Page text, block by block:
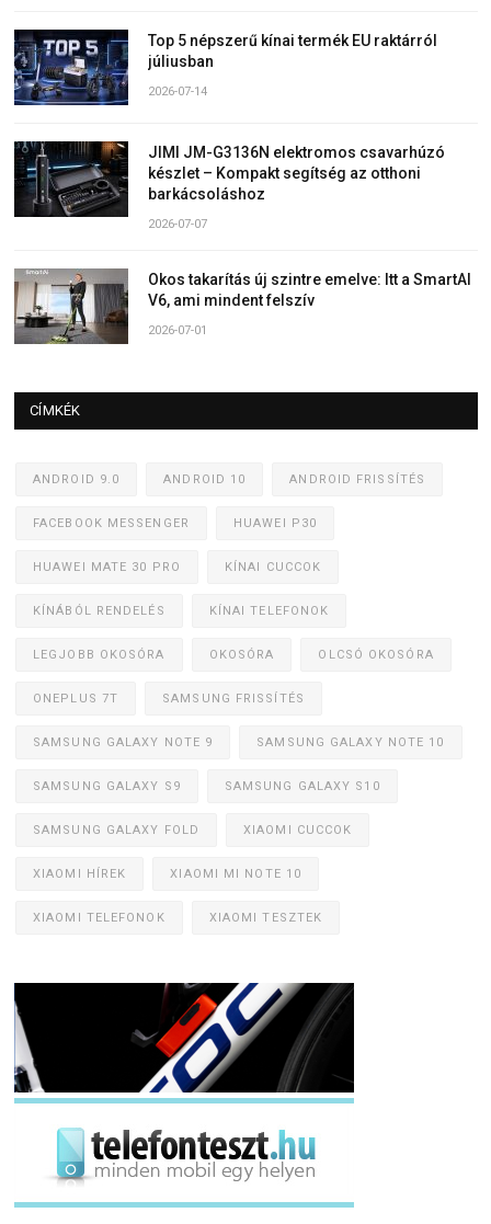
Top 5 népszerű kínai termék EU raktárról
júliusban
2026-07-14
JIMI JM-G3136N elektromos csavarhúzó
készlet – Kompakt segítség az otthoni
barkácsoláshoz
2026-07-07
Okos takarítás új szintre emelve: Itt a SmartAI
V6, ami mindent felszív
2026-07-01
CÍMKÉK
ANDROID 9.0 ANDROID 10 ANDROID FRISSÍTÉS
FACEBOOK MESSENGER HUAWEI P30
HUAWEI MATE 30 PRO KÍNAI CUCCOK
KÍNÁBÓL RENDELÉS KÍNAI TELEFONOK
LEGJOBB OKOSÓRA OKOSÓRA OLCSÓ OKOSÓRA
ONEPLUS 7T SAMSUNG FRISSÍTÉS
SAMSUNG GALAXY NOTE 9 SAMSUNG GALAXY NOTE 10
SAMSUNG GALAXY S9 SAMSUNG GALAXY S10
SAMSUNG GALAXY FOLD XIAOMI CUCCOK
XIAOMI HÍREK XIAOMI MI NOTE 10
XIAOMI TELEFONOK XIAOMI TESZTEK